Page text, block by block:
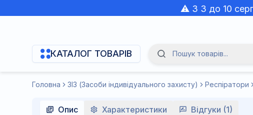
⚠️ З 3 до 10
КАТАЛОГ ТОВАРІВ
Navigation Menu
Пошук товарів...
Головна ЗІЗ (Засоби індивідуального захисту) Респіратори
Опис Характеристики Відгуки (1)